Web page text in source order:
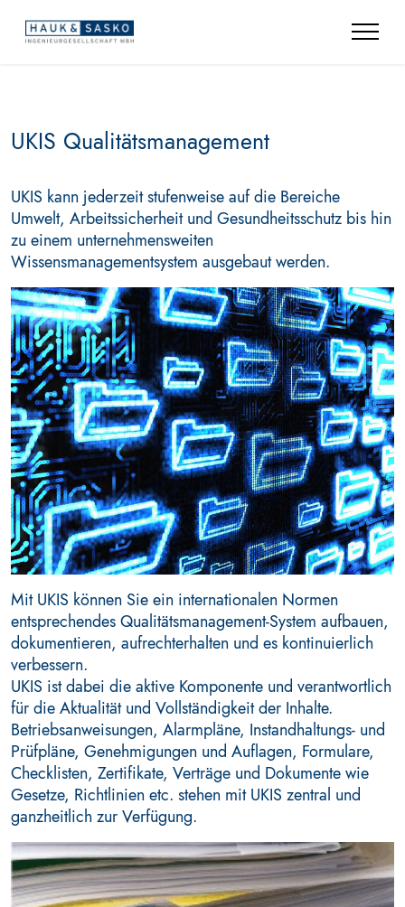
UKIS Qualitätsmanagement
UKIS kann jederzeit stufenweise auf die Bereiche
Umwelt, Arbeitssicherheit und Gesundheitsschutz bis hin
zu einem unternehmensweiten
Wissensmanagementsystem ausgebaut werden.
Mit UKIS können Sie ein internationalen Normen
entsprechendes Qualitätsmanagement-System aufbauen,
dokumentieren, aufrechterhalten und es kontinuierlich
verbessern.
UKIS ist dabei die aktive Komponente und verantwortlich
für die Aktualität und Vollständigkeit der Inhalte.
Betriebsanweisungen, Alarmpläne, Instandhaltungs- und
Prüfpläne, Genehmigungen und Auflagen, Formulare,
Checklisten, Zertifikate, Verträge und Dokumente wie
Gesetze, Richtlinien etc. stehen mit UKIS zentral und
ganzheitlich zur Verfügung.